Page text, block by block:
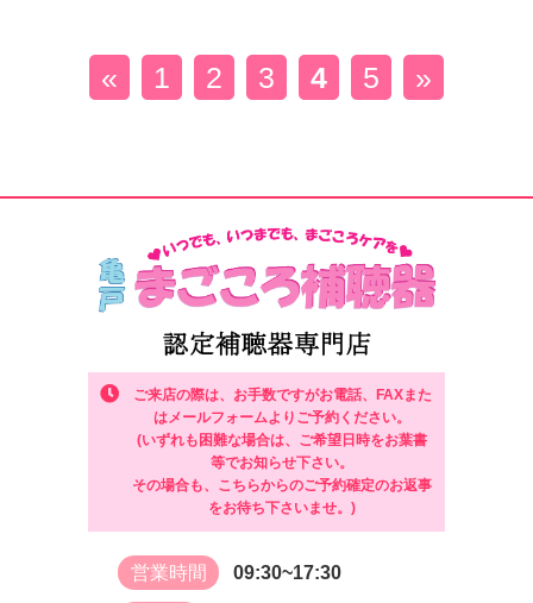
« 1 2 3 4 5 »
ご来店の際は、お手数ですがお電話、FAXまた
はメールフォームよりご予約ください。
(いずれも困難な場合は、ご希望日時をお葉書
等でお知らせ下さい。
その場合も、こちらからのご予約確定のお返事
をお待ち下さいませ。)
営業時間 09:30~17:30